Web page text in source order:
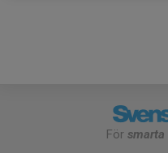
För smarta